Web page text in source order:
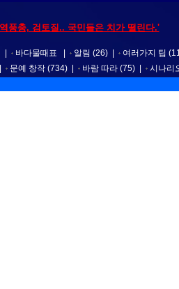
풍충, 검토질.. 국민들은 치가 떨린다.'
바다물때표 알림 (26) 여러가지 팁
문예 창작 (734) 바람 따라 (75) 시나리